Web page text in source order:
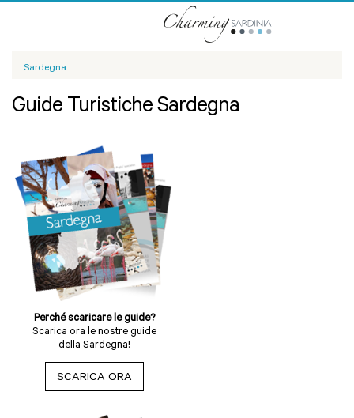
Sardegna
Guide Turistiche Sardegna
Perché scaricare le guide?
Scarica ora le nostre guide
della Sardegna!
SCARICA ORA